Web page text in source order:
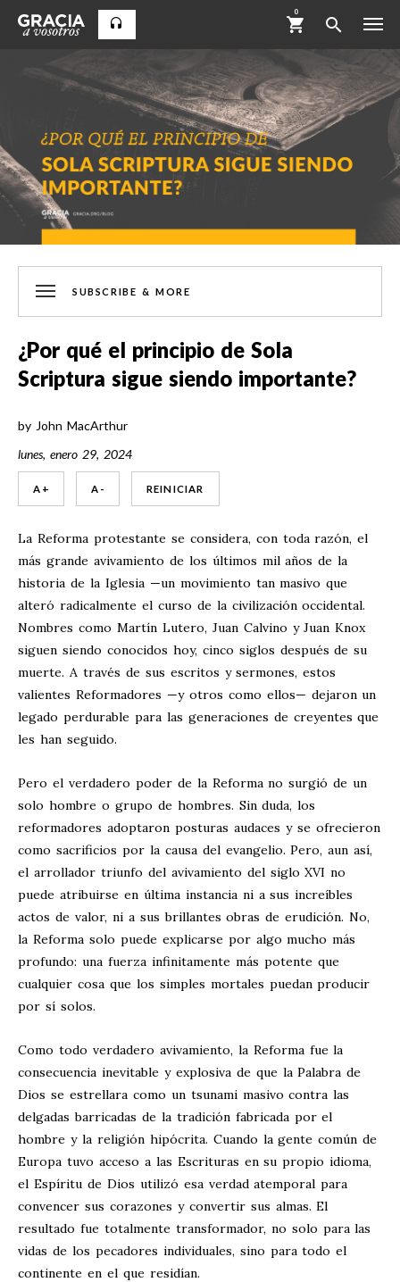
0
SUBSCRIBE & MORE
¿Por qué el principio de Sola
Scriptura sigue siendo importante?
by John MacArthur
lunes, enero 29, 2024
A + A - REINICIAR
La Reforma protestante se considera, con toda razón, el
más grande avivamiento de los últimos mil años de la
historia de la Iglesia —un movimiento tan masivo que
alteró radicalmente el curso de la civilización occidental.
Nombres como Martín Lutero, Juan Calvino y Juan Knox
siguen siendo conocidos hoy, cinco siglos después de su
muerte. A través de sus escritos y sermones, estos
valientes Reformadores —y otros como ellos— dejaron un
legado perdurable para las generaciones de creyentes que
les han seguido.
Pero el verdadero poder de la Reforma no surgió de un
solo hombre o grupo de hombres. Sin duda, los
reformadores adoptaron posturas audaces y se ofrecieron
como sacrificios por la causa del evangelio. Pero, aun así,
el arrollador triunfo del avivamiento del siglo XVI no
puede atribuirse en última instancia ni a sus increíbles
actos de valor, ni a sus brillantes obras de erudición. No,
la Reforma solo puede explicarse por algo mucho más
profundo: una fuerza infinitamente más potente que
cualquier cosa que los simples mortales puedan producir
por sí solos.
Como todo verdadero avivamiento, la Reforma fue la
consecuencia inevitable y explosiva de que la Palabra de
Dios se estrellara como un tsunami masivo contra las
delgadas barricadas de la tradición fabricada por el
hombre y la religión hipócrita. Cuando la gente común de
Europa tuvo acceso a las Escrituras en su propio idioma,
el Espíritu de Dios utilizó esa verdad atemporal para
convencer sus corazones y convertir sus almas. El
resultado fue totalmente transformador, no solo para las
vidas de los pecadores individuales, sino para todo el
continente en el que residían.